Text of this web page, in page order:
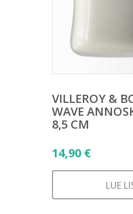
VILLEROY &
WAVE
8,5 CM
14,90 €
LUE